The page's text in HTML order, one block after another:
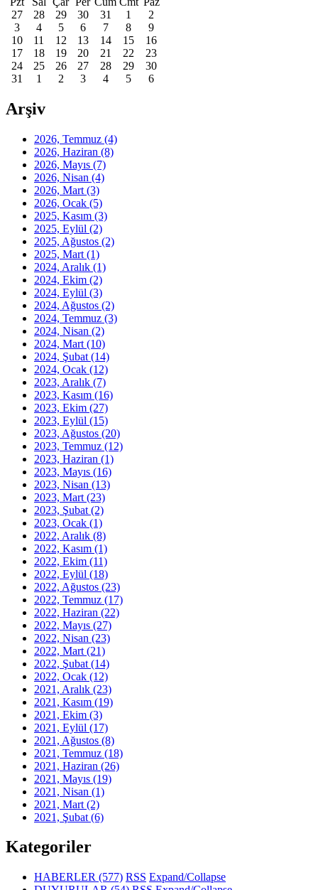
27
28 29 30 31 1
2
3
4 5 6 7 8
9
10
11 12 13 14 15
16
17
18 19 20 21 22
23
24
25 26 27 28 29
30
31
1 2 3 4 5 6
Arşiv
2026, Temmuz (4)
2026, Haziran (8)
2026, Mayıs (7)
2026, Nisan (4)
2026, Mart (3)
2026, Ocak (5)
2025, Kasım (3)
2025, Eylül (2)
2025, Ağustos (2)
2025, Mart (1)
2024, Aralık (1)
2024, Ekim (2)
2024, Eylül (3)
2024, Ağustos (2)
2024, Temmuz (3)
2024, Nisan (2)
2024, Mart (10)
2024, Şubat (14)
2024, Ocak (12)
2023, Aralık (7)
2023, Kasım (16)
2023, Ekim (27)
2023, Eylül (15)
2023, Ağustos (20)
2023, Temmuz (12)
2023, Haziran (1)
2023, Mayıs (16)
2023, Nisan (13)
2023, Mart (23)
2023, Şubat (2)
2023, Ocak (1)
2022, Aralık (8)
2022, Kasım (1)
2022, Ekim (11)
2022, Eylül (18)
2022, Ağustos (23)
2022, Temmuz (17)
2022, Haziran (22)
2022, Mayıs (27)
2022, Nisan (23)
2022, Mart (21)
2022, Şubat (14)
2022, Ocak (12)
2021, Aralık (23)
2021, Kasım (19)
2021, Ekim (3)
2021, Eylül (17)
2021, Ağustos (8)
2021, Temmuz (18)
2021, Haziran (26)
2021, Mayıs (19)
2021, Nisan (1)
2021, Mart (2)
2021, Şubat (6)
Kategoriler
HABERLER (577) RSS Expand/Collapse